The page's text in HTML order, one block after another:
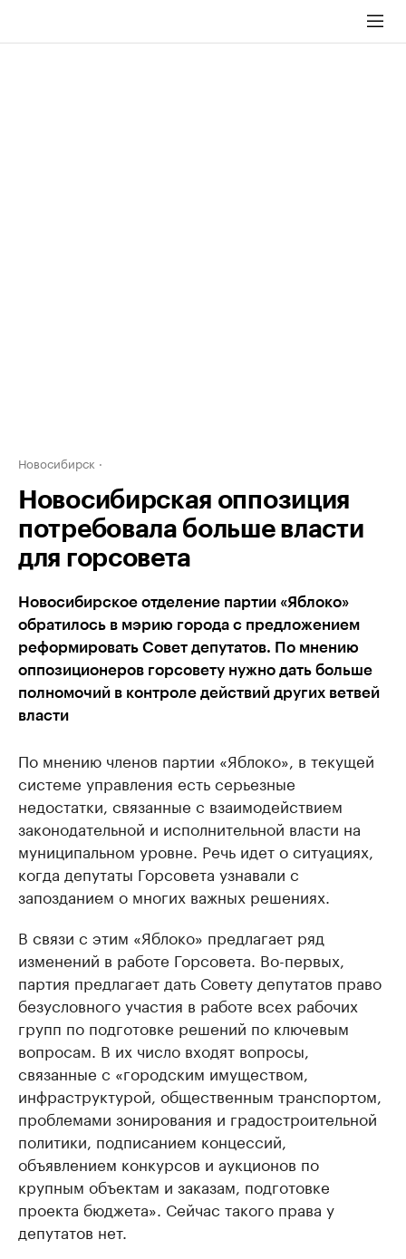
Новосибирск
Новосибирская оппозиция
потребовала больше власти
для горсовета
Новосибирское отделение партии «Яблоко»
обратилось в мэрию города с предложением
реформировать Совет депутатов. По мнению
оппозиционеров горсовету нужно дать больше
полномочий в контроле действий других ветвей
власти
По мнению членов партии «Яблоко», в текущей
системе управления есть серьезные
недостатки, связанные с взаимодействием
законодательной и исполнительной власти на
муниципальном уровне. Речь идет о ситуациях,
когда депутаты Горсовета узнавали с
запозданием о многих важных решениях.
В связи с этим «Яблоко» предлагает ряд
изменений в работе Горсовета. Во-первых,
партия предлагает дать Совету депутатов право
безусловного участия в работе всех рабочих
групп по подготовке решений по ключевым
вопросам. В их число входят вопросы,
связанные с «городским имуществом,
инфраструктурой, общественным транспортом,
проблемами зонирования и градостроительной
политики, подписанием концессий,
объявлением конкурсов и аукционов по
крупным объектам и заказам, подготовке
проекта бюджета». Сейчас такого права у
депутатов нет.